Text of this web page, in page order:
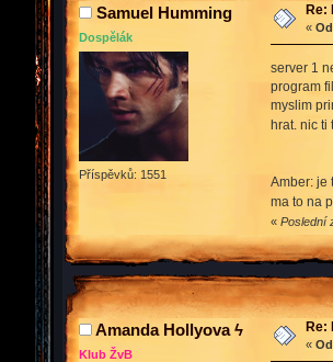
Samuel Humming
Dospělák
Příspěvků: 1551
Re:
«
server 1
program
myslim
hrat. nic ti
Amber: je
ma to na
« Poslední
Amanda Hollyova ϟ
Klub ŽvB
Re:
«